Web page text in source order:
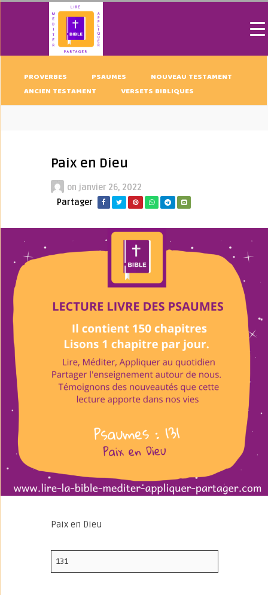
PROVERBES PSAUMES
NOUVEAU TESTAMENT
ANCIEN TESTAMENT
VERSETS BIBLIQUES
Paix en Dieu
on janvier 26, 2022
Partager
Paix en Dieu
131